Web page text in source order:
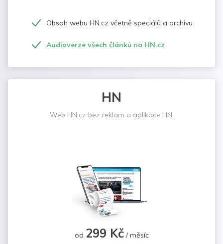
Obsah webu HN.cz včetně speciálů a archivu
Audioverze všech článků na HN.cz
HN
Web HN.cz bez reklam a aplikace HN.
od 299 Kč/ měsíc